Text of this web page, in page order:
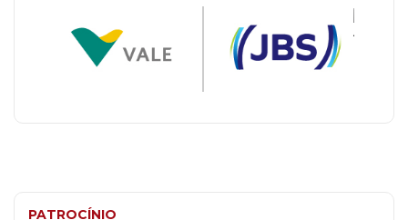
PATROCÍNIO